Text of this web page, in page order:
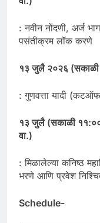
: नवीन नोंदणी, अर्ज
पसंतीक्रम लॉक करणे
१३ जुलै २०२६ (सकाळी
: गुणवत्ता यादी
१३ जुलै (सकाळी
वा.)
: मिळालेल्या कनिष्ठ
भरणे आणि प्रवेश
Schedule-